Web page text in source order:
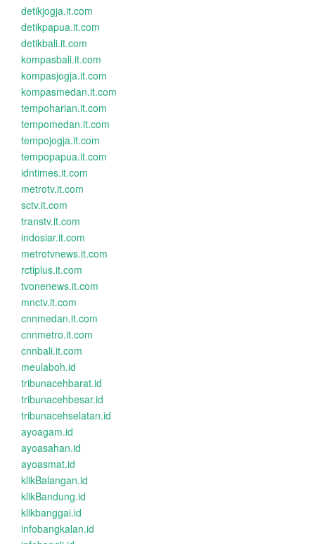
detikjogja.it.com
detikpapua.it.com
detikbali.it.com
kompasbali.it.com
kompasjogja.it.com
kompasmedan.it.com
tempoharian.it.com
tempomedan.it.com
tempojogja.it.com
tempopapua.it.com
idntimes.it.com
metrotv.it.com
sctv.it.com
transtv.it.com
indosiar.it.com
metrotvnews.it.com
rctiplus.it.com
tvonenews.it.com
mnctv.it.com
cnnmedan.it.com
cnnmetro.it.com
cnnbali.it.com
meulaboh.id
tribunacehbarat.id
tribunacehbesar.id
tribunacehselatan.id
ayoagam.id
ayoasahan.id
ayoasmat.id
klikBalangan.id
klikBandung.id
klikbanggai.id
infobangkalan.id